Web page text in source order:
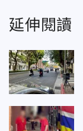
延伸閱讀